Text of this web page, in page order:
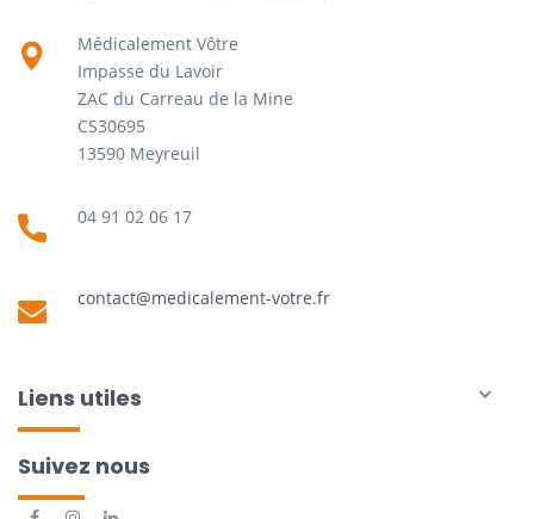
Médicalement Vôtre
Impasse du Lavoir
ZAC du Carreau de la Mine
CS30695
13590 Meyreuil
04 91 02 06 17
contact@medicalement-votre.fr
Liens utiles 
Suivez nous